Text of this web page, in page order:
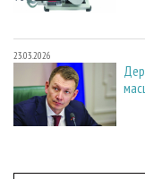
23.03.2026